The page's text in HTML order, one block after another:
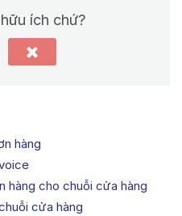
ích chứ?
hàng
hàng cho chuỗi cửa hàng
cửa hàng